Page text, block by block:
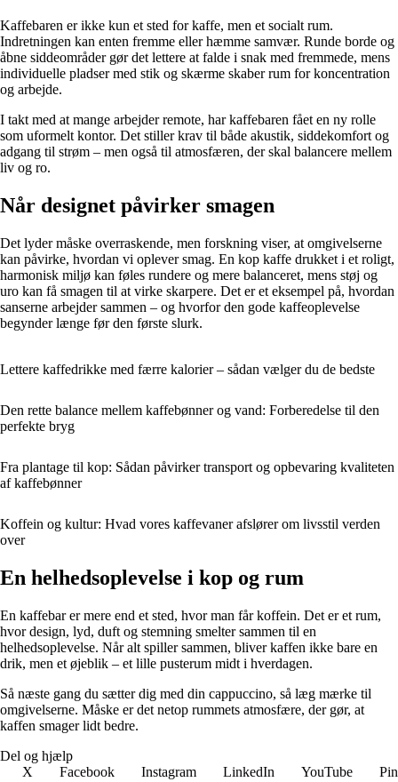
Kaffebaren er ikke kun et sted for kaffe, men et socialt rum.
Indretningen kan enten fremme eller hæmme samvær. Runde borde og
åbne siddeområder gør det lettere at falde i snak med fremmede, mens
individuelle pladser med stik og skærme skaber rum for koncentration
og arbejde.
I takt med at mange arbejder remote, har kaffebaren fået en ny rolle
som uformelt kontor. Det stiller krav til både akustik, siddekomfort og
adgang til strøm – men også til atmosfæren, der skal balancere mellem
liv og ro.
Når designet påvirker smagen
Det lyder måske overraskende, men forskning viser, at omgivelserne
kan påvirke, hvordan vi oplever smag. En kop kaffe drukket i et roligt,
harmonisk miljø kan føles rundere og mere balanceret, mens støj og
uro kan få smagen til at virke skarpere. Det er et eksempel på, hvordan
sanserne arbejder sammen – og hvorfor den gode kaffeoplevelse
begynder længe før den første slurk.
Lettere kaffedrikke med færre kalorier – sådan vælger du de bedste
Den rette balance mellem kaffebønner og vand: Forberedelse til den
perfekte bryg
Fra plantage til kop: Sådan påvirker transport og opbevaring kvaliteten
af kaffebønner
Koffein og kultur: Hvad vores kaffevaner afslører om livsstil verden
over
En helhedsoplevelse i kop og rum
En kaffebar er mere end et sted, hvor man får koffein. Det er et rum,
hvor design, lyd, duft og stemning smelter sammen til en
helhedsoplevelse. Når alt spiller sammen, bliver kaffen ikke bare en
drik, men et øjeblik – et lille pusterum midt i hverdagen.
Så næste gang du sætter dig med din cappuccino, så læg mærke til
omgivelserne. Måske er det netop rummets atmosfære, der gør, at
kaffen smager lidt bedre.
Del og hjælp
X
Facebook Instagram LinkedIn YouTube